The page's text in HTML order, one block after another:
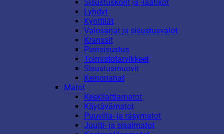
Sisustuskorit ja -laatikot
Lyhdyt
Kynttilät
Valosarjat ja sisustusvalot
Kranssit
Piensisustus
Toimistotarvikkeet
Sisustusmuovit
Keinonahat
Matot
Keskilattiamatot
Käytävämatot
Puuvilla- ja räsymatot
Juutti- ja sisalmatot